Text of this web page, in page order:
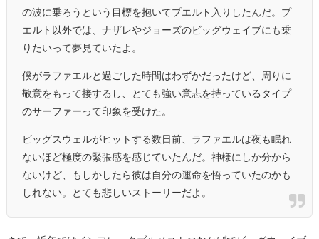
の波に乗ろうという目標を抱いてプエルト入りしたんだ。プ
エルト以外では、ナザレやジョーズのビッグウェイブにも乗
りたいって夢見ていたよ。
僕がラファエルと過ごした時間はわずかだったけど、周りに
敬意をもって接するし、とても強い意志を持っているタイプ
のサーファーって印象を受けた。
ビッグスウェルがヒットする数日前、ラファエルは夜も眠れ
ないほど極度の緊張感を感じていたんだ。神様にしか分から
ないけど、もしかしたら彼は自分の運命を悟っていたのかも
しれない。とても悲しいストーリーだよ。